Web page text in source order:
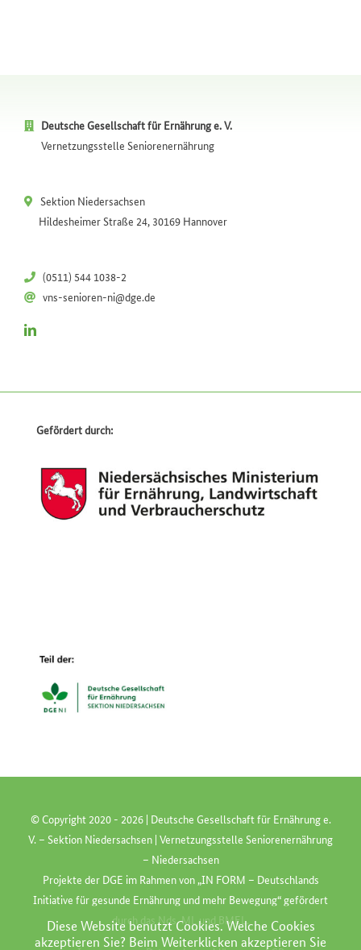
Deutsche Gesellschaft für Ernährung e. V.
Vernetzungsstelle Seniorenernährung
Sektion Niedersachsen
Hildesheimer Straße 24, 30169 Hannover
(0511) 544 1038-2
vns-senioren-ni@dge.de
Gefördert durch:
© Copyright 2020 - 2026 | Deutsche Gesellschaft für Ernährung e.
V. – Sektion Niedersachsen | Vernetzungsstelle Seniorenernährung
– Niedersachsen
Projekte der DGE im Rahmen von „IN FORM – Deutschlands
Initiative für gesunde Ernährung und mehr Bewegung“ gefördert
durch das Nds. ML und BMEL.
Diese Website benutzt Cookies. Welche Cookies
akzeptieren Sie? Beim Weiterklicken akzeptieren Sie